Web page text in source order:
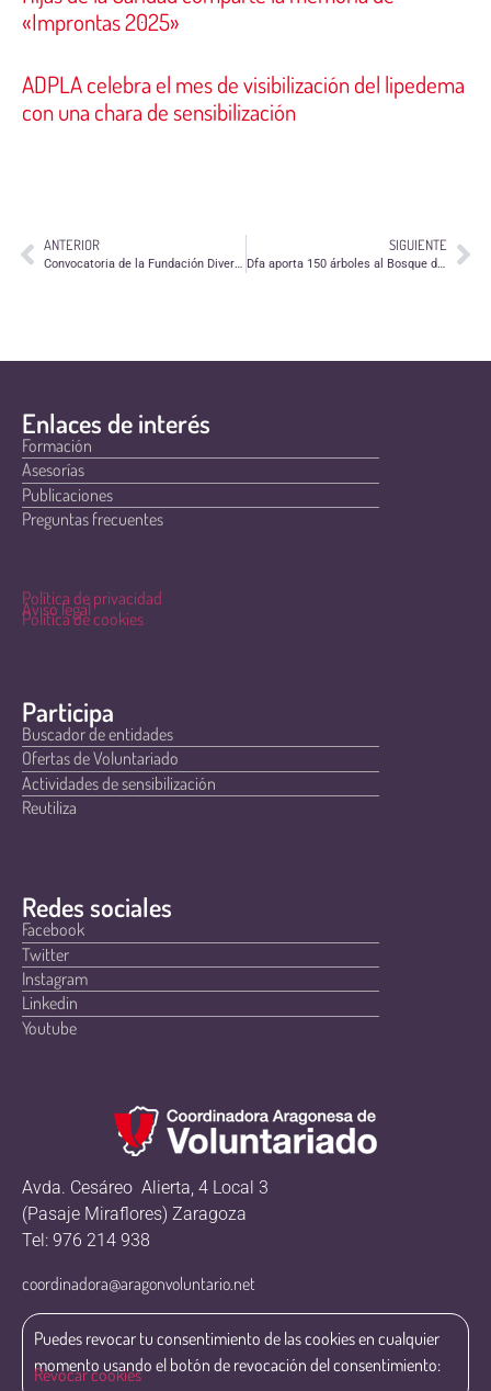
«Improntas 2025»
ADPLA celebra el mes de visibilización del lipedema
con una chara de sensibilización
ANTERIOR
Convocatoria de la Fundación Diverse para entidades que apoyan a infancia en riesgo de exclusión
SIGUIENTE
Dfa aporta 150 árboles al Bosque de los Zaragozanos
Enlaces de interés
Formación
Asesorías
Publicaciones
Preguntas frecuentes
Política de privacidad
Aviso legal
Política de cookies
Participa
Buscador de entidades
Ofertas de Voluntariado
Actividades de sensibilización
Reutiliza
Redes sociales
Facebook
Twitter
Instagram
Linkedin
Youtube
Avda. Cesáreo Alierta, 4 Local 3
(Pasaje Miraflores) Zaragoza
Tel: 976 214 938
coordinadora@aragonvoluntario.net
Puedes revocar tu consentimiento de las cookies en cualquier
momento usando el botón de revocación del consentimiento:
Revocar cookies